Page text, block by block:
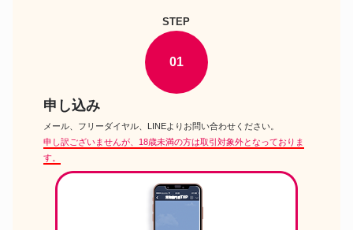
ールシリーズ ドールアクセサリ
アゾンインターナショナル 閻魔
あい 地獄少女 三鼎 1/3 アナザー
リアリスティックキャラクター
ズ No.001 ドール
キャラクタードール
キャラクタードール
ドルフィードリーム ドールズパ
キャラクタードール
Barbie -バービー- バービーコレ
クター ピンクレーベル ドール
Tonner ハリー ポッター ハリー
STEP
01
申し込み
メール、フリーダイヤル、LINEよりお問い合わせください。
申し訳ございませんが、18歳未満の方は取引対象外となっておりま
す。